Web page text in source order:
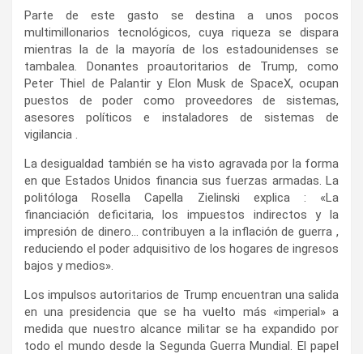
Parte de este gasto se destina a unos pocos
multimillonarios tecnológicos, cuya riqueza se dispara
mientras la de la mayoría de los estadounidenses se
tambalea. Donantes proautoritarios de Trump, como
Peter Thiel de Palantir y Elon Musk de SpaceX, ocupan
puestos de poder como proveedores de sistemas,
asesores políticos e instaladores de sistemas de
vigilancia .
La desigualdad también se ha visto agravada por la forma
en que Estados Unidos financia sus fuerzas armadas. La
politóloga Rosella Capella Zielinski explica : «La
financiación deficitaria, los impuestos indirectos y la
impresión de dinero… contribuyen a la inflación de guerra ,
reduciendo el poder adquisitivo de los hogares de ingresos
bajos y medios».
Los impulsos autoritarios de Trump encuentran una salida
en una presidencia que se ha vuelto más «imperial» a
medida que nuestro alcance militar se ha expandido por
todo el mundo desde la Segunda Guerra Mundial. El papel